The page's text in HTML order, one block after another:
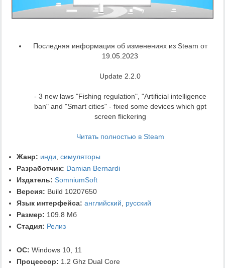
Последняя информация об изменениях из Steam от
19.05.2023
Update 2.2.0
- 3 new laws "Fishing regulation", "Artificial intelligence
ban" and "Smart cities" - fixed some devices which gpt
screen flickering
Читать полностью в Steam
Жанр: инди симуляторы
Разработчик: Damian Bernardi
Издатель: SomniumSoft
Версия: Build 10207650
Язык интерфейса: английский
русский
Размер: 109.8 Мб
Стадия: Релиз
ОС: Windows 10, 11
Процессор: 1.2 Ghz Dual Core